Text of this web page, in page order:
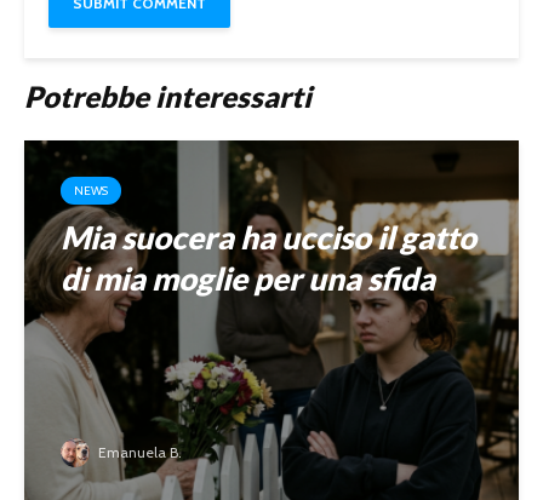
Potrebbe interessarti
NEWS
Mia suocera ha ucciso il gatto
di mia moglie per una sfida
Emanuela B.